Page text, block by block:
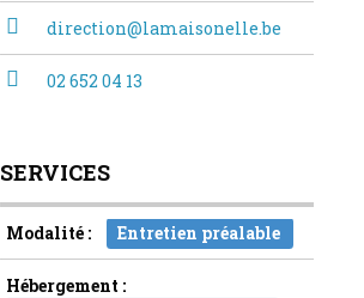
direction@lamaisonelle.be
02 652 04 13
SERVICES
Modalité : Entretien préalable
Hébergement :